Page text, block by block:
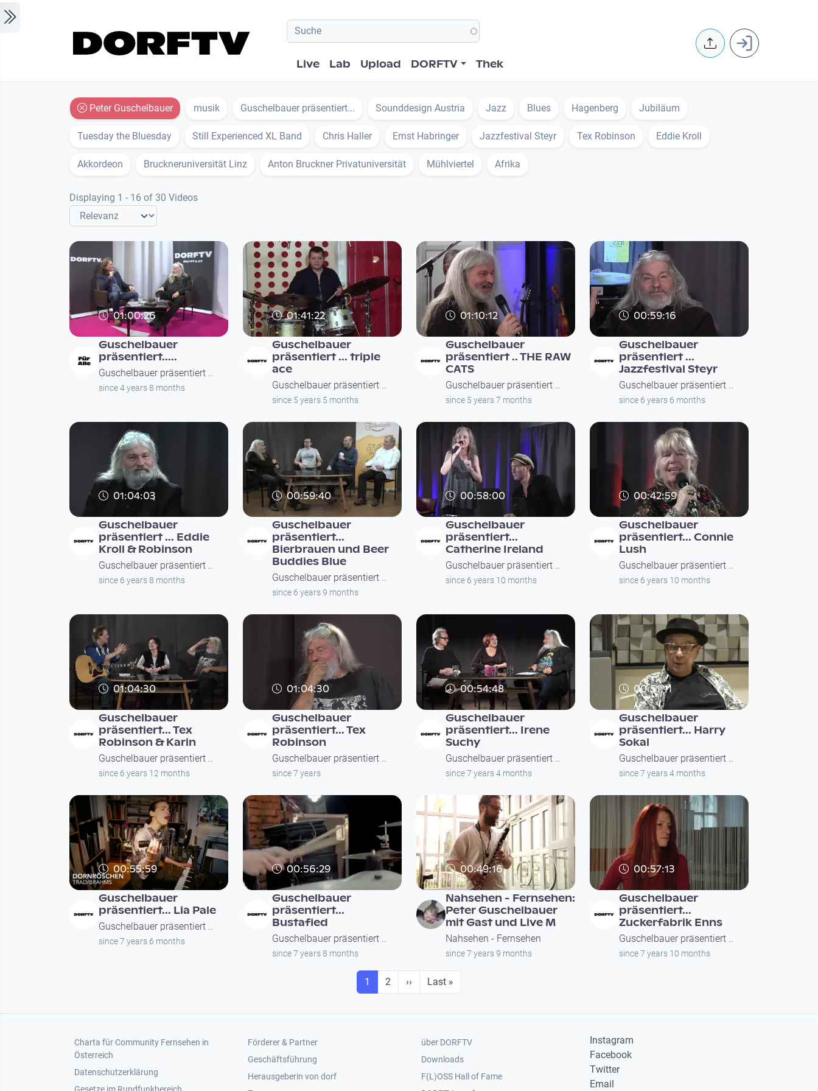
Hauptnavigation
Live Lab Upload DORFTV Thek
User
Peter Guschelbauer musik Guschelbauer präsentiert... Sounddesign Austria Jazz Blues Hagenberg Jubiläum
Tuesday the Bluesday Still Experienced XL Band Chris Haller Ernst Habringer Jazzfestival Steyr Tex Robinson Eddie Kroll
Akkordeon Bruckneruniversität Linz Anton Bruckner Privatuniversität Mühlviertel Afrika
Displaying 1 - 16 of 30 Videos
01:00:26
Guschelbauer
präsentiert.....
Guschelbauer präsentiert ..
since 4 years 8 months
01:41:22
Guschelbauer
präsentiert ... triple
ace
Guschelbauer präsentiert ..
since 5 years 5 months
01:10:12
Guschelbauer
präsentiert .. THE RAW
CATS
Guschelbauer präsentiert ..
since 5 years 7 months
00:59:16
Guschelbauer
präsentiert ...
Jazzfestival Steyr
Guschelbauer präsentiert ..
since 6 years 6 months
01:04:03
Guschelbauer
präsentiert ... Eddie
Kroll & Robinson
Guschelbauer präsentiert ..
since 6 years 8 months
00:59:40
Guschelbauer
präsentiert...
Bierbrauen und Beer
Buddies Blue
Guschelbauer präsentiert ..
since 6 years 9 months
00:58:00
Guschelbauer
präsentiert...
Catherine Ireland
Guschelbauer präsentiert ..
since 6 years 10 months
00:42:59
Guschelbauer
präsentiert... Connie
Lush
Guschelbauer präsentiert ..
since 6 years 10 months
01:04:30
Guschelbauer
präsentiert... Tex
Robinson & Karin
Guschelbauer präsentiert ..
since 6 years 12 months
01:04:30
Guschelbauer
präsentiert... Tex
Robinson
Guschelbauer präsentiert ..
since 7 years
00:54:48
Guschelbauer
präsentiert... Irene
Suchy
Guschelbauer präsentiert ..
since 7 years 4 months
00:51:11
Guschelbauer
präsentiert... Harry
Sokal
Guschelbauer präsentiert ..
since 7 years 4 months
00:55:59
Guschelbauer
präsentiert... Lia Pale
Guschelbauer präsentiert ..
since 7 years 6 months
00:56:29
Guschelbauer
präsentiert...
Bustafied
Guschelbauer präsentiert ..
since 7 years 8 months
00:49:16
Nahsehen - Fernsehen:
Peter Guschelbauer
mit Gast und Live M
Nahsehen - Fernsehen
since 7 years 9 months
00:57:13
Guschelbauer
präsentiert...
Zuckerfabrik Enns
Guschelbauer präsentiert ..
since 7 years 10 months
Seite
1 Seite
2 Next page
›› Last page
Last »
Footer 1
Charta für Community Fernsehen in
Österreich
Datenschutzerklärung
Footer 2
Förderer & Partner
Geschäftsführung
Herausgeberin von dorf
Footer 3
über DORFTV
Downloads
F(L)OSS Hall of Fame
Instagram
Facebook
Twitter
Email